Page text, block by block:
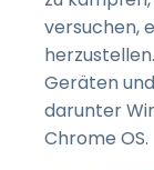
versuchen,
Geräten
darunter
Chrome OS.